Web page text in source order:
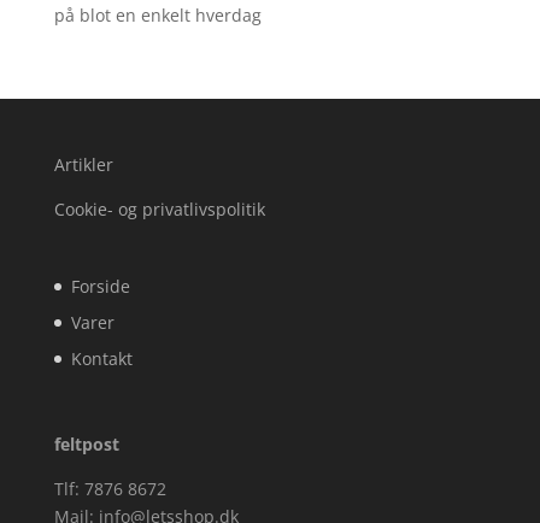
på blot en enkelt hverdag
Artikler
Cookie- og privatlivspolitik
Forside
Varer
Kontakt
feltpost
Tlf: 7876 8672
Mail: info@letsshop.dk